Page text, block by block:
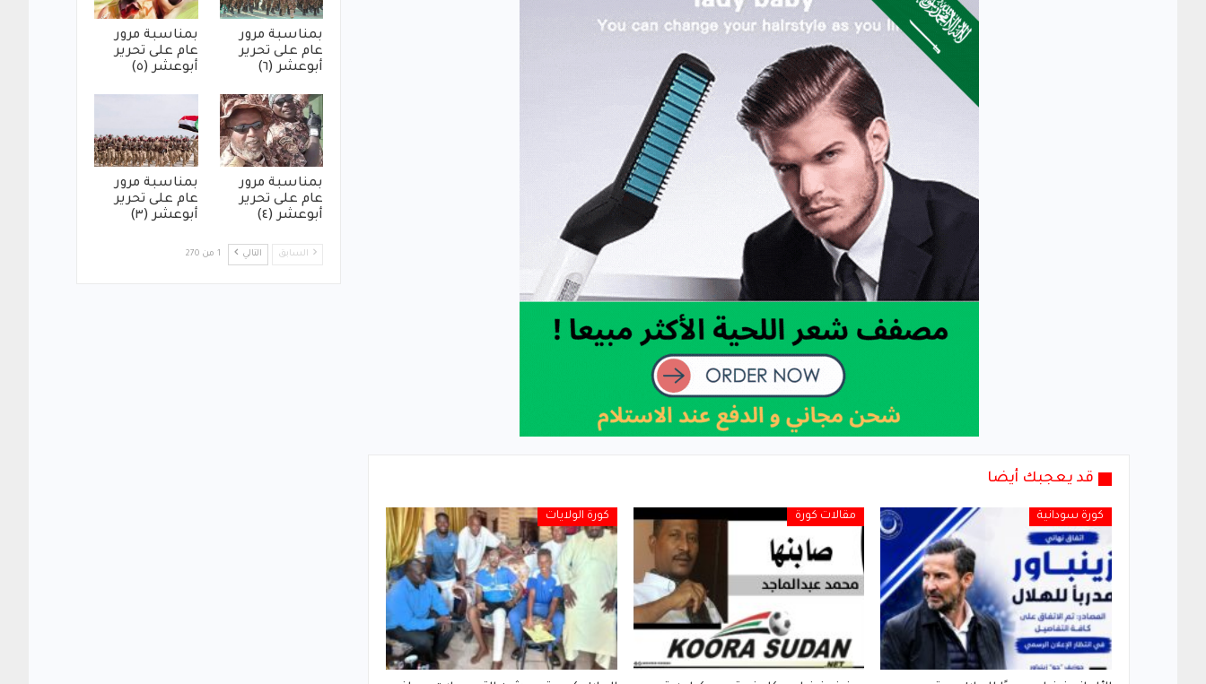
قد يعجبك أيضا
كورة سودانية مقالات كورة كورة الولايات
بمناسبة مرور
عام على تحرير
أبوعشر (٦)
بمناسبة مرور
عام على تحرير
أبوعشر (٥)
بمناسبة مرور
عام على تحرير
أبوعشر (٤)
بمناسبة مرور
عام على تحرير
أبوعشر (٣)
السابق التالي 1 من 270